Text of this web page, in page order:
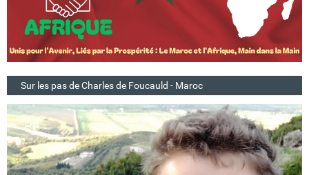
Sur les pas de Charles de Foucauld - Maroc